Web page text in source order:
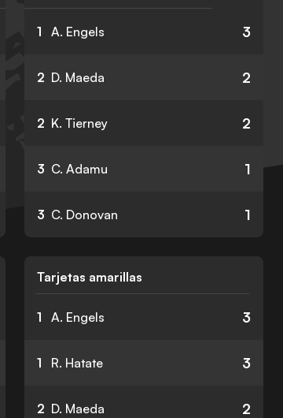
1 A. Engels 3
2 D. Maeda 2
2 K. Tierney 2
3 C. Adamu 1
3 C. Donovan 1
Tarjetas amarillas
1 A. Engels 3
1 R. Hatate 3
2 D. Maeda 2